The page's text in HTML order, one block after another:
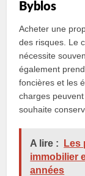
Byblos
Acheter une
des risques. Le
nécessite
également
foncières et les
charges peuvent
souhaite
A lire :
Les
immobilier
années